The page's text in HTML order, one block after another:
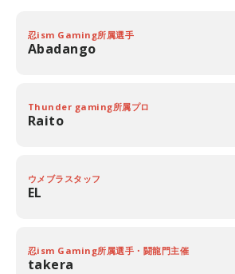
忍ism Gaming所属選手
Abadango
Thunder gaming所属プロ
Raito
ウメブラスタッフ
EL
忍ism Gaming所属選手・闘龍門主催
takera